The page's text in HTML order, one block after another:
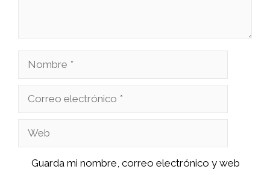
Nombre
Correo
Web
Guarda mi nombre, correo electrónico y web